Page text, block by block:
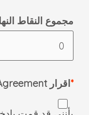
مجموع النقاط
Agreement اقرار